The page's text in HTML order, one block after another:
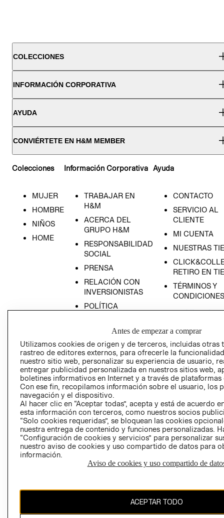
COLECCIONES
INFORMACIÓN CORPORATIVA
AYUDA
CONVIÉRTETE EN H&M MEMBER
Colecciones
MUJER
HOMBRE
NIÑOS
HOME
Información Corporativa
TRABAJAR EN
H&M
ACERCA DEL
GRUPO H&M
RESPONSABILIDAD
SOCIAL
PRENSA
RELACIÓN CON
INVERSIONISTAS
POLÍTICA
Ayuda
CONTACTO
SERVICIO AL
CLIENTE
MI CUENTA
NUESTRAS
RETIRO EN
TÉRMINOS Y
CONDICIONES
AVISO DE
PRIVACIDAD
GIFT CARD
AVISO DE
CAMBIAR REGIÓN
Antes de empezar a comprar
Utilizamos cookies de origen y de terceros, incluidas otras
rastreo de editores externos, para ofrecerle la
nuestro sitio web, personalizar su experiencia de usuario,
entregar publicidad personalizada en nuestros sitios web,
boletines informativos en Internet y a través de plataformas
Con ese fin, recopilamos información sobre el usuario, los
navegación y el dispositivo.
Al hacer clic en “Aceptar todas”, acepta y está de acuerdo
esta información con terceros, como nuestros socios
“Solo cookies requeridas”, se bloquean las cookies
nuestra entrega de contenido y funciones personalizadas.
“Configuración de cookies y servicios” para personalizar
nuestro aviso de cookies y uso compartido de datos para
información.
Aviso de cookies y uso compartido de
ACEPTAR TODO